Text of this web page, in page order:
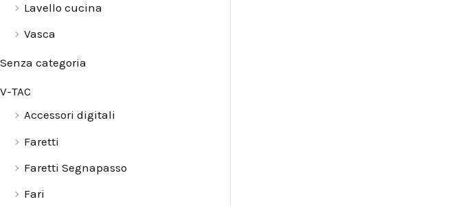
Lavello cucina
Vasca
Senza categoria
V-TAC
Accessori digitali
Faretti
Faretti Segnapasso
Fari